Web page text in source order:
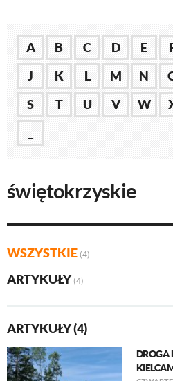
A B C D E
J
K L M N
S
T U V W
świętokrzyskie
WSZYSTKIE (4)
ARTYKUŁY (4)
ARTYKUŁY (4)
DROGA